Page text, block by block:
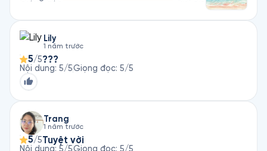
Lily
1 năm trước
5/5???
Nội dung: 5/5Giọng đọc: 5/5
Trang
1 năm trước
5/5Tuyệt vời
Nội dung: 5/5Giọng đọc: 5/5